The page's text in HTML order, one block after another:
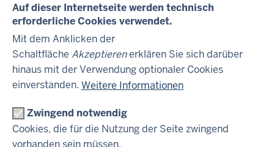
Auf dieser Internetseite werden technisch
erforderliche Cookies verwendet.
Mit dem Anklicken der
Schaltfläche Akzeptierenerklären Sie sich darüber
hinaus mit der Verwendung optionaler Cookies
einverstanden. Weitere Informationen
Zwingend notwendig
Cookies, die für die Nutzung der Seite zwingend
vorhanden sein müssen.
Prüfung einer anderweitigen Verwendungsmöglichkeit durch.
Die amtlich festgestellten gesundheitlichen Fähig­keiten der
Beamtin / des Beamten bilden hierfür den Rahmen.
Bei Vorliegen der entsprechenden Voraussetzungen für die
jeweilige Laufbahn kann die Teilnahme an einer Ausbildung
bzw. Unterweisung geprüft werden, bei der nach
gewährleistet sein muss.
Damit erfolgt eine umfassende qualitätsgesicherte Prüfung
aller in Betracht kommenden Einsatzmöglichkeiten.